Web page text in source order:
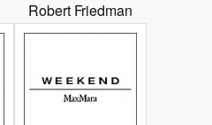
Robert Friedman